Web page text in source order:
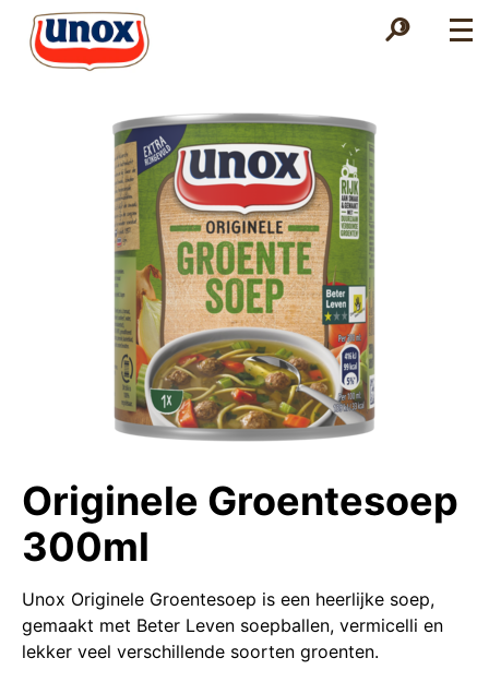
Zoek
Zoek
Originele Groentesoep
300ml
Unox Originele Groentesoep is een heerlijke soep,
gemaakt met Beter Leven soepballen, vermicelli en
lekker veel verschillende soorten groenten.